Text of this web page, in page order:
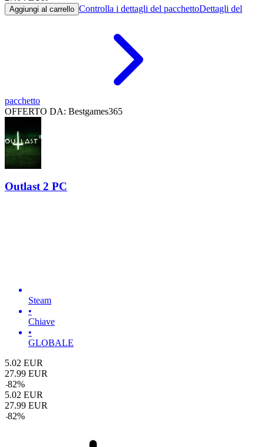
Aggiungi al carrello Controlla i dettagli del pacchettoDettagli del
pacchetto
OFFERTO DA: Bestgames365
Outlast 2 PC
Steam
•
Chiave
•
GLOBALE
5.02 EUR
27.99 EUR
-82%
5.02 EUR
27.99 EUR
-82%